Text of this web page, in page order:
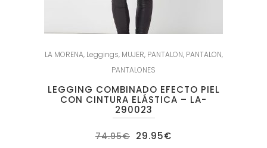
LA MORENA, Leggings, MUJER, PANTALON, PANTALON,
PANTALONES
LEGGING COMBINADO EFECTO PIEL
CON CINTURA ELÁSTICA – LA-
290023
74.95€ El
precio
29.95€